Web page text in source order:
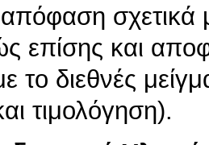
σχετικά
επίσης και
το διεθνές
τιμολόγηση).